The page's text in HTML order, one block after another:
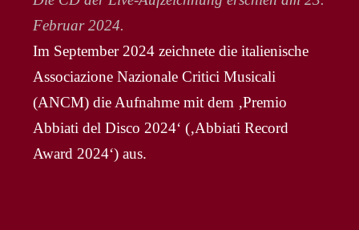
Februar 2024.
Im September 2024 zeichnete die italienische
Associazione Nazionale Critici Musicali
(ANCM) die Aufnahme mit dem ‚Premio
Abbiati del Disco 2024‘ (‚Abbiati Record
Award 2024‘) aus.